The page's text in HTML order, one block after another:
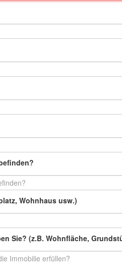
Wohnhaus usw.)
Sie? (z.B. Wohnfläche,